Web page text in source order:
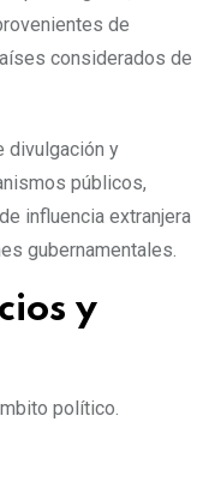
de
considerados de
divulgación y
públicos,
influencia extranjera
gubernamentales.
y
político.